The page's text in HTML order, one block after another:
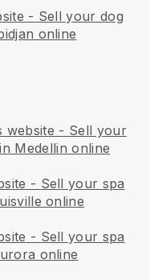
- Sell your dog
online
website - Sell your
Medellin online
- Sell your spa
online
- Sell your spa
online